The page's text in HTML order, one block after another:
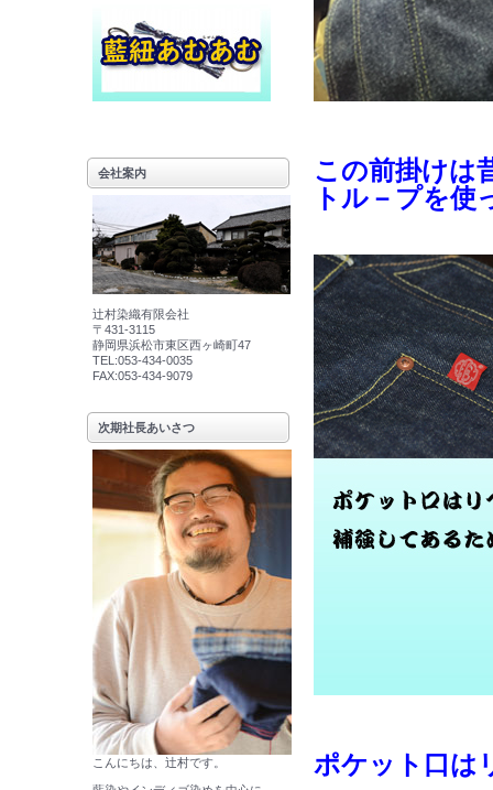
この前掛けは
トル－プを
ポケット口は
会社案内
辻村染織有限会社
〒431-3115
静岡県浜松市東区西ヶ崎町47
TEL:053-434-0035
FAX:053-434-9079
次期社長あいさつ
こんにちは、辻村です。